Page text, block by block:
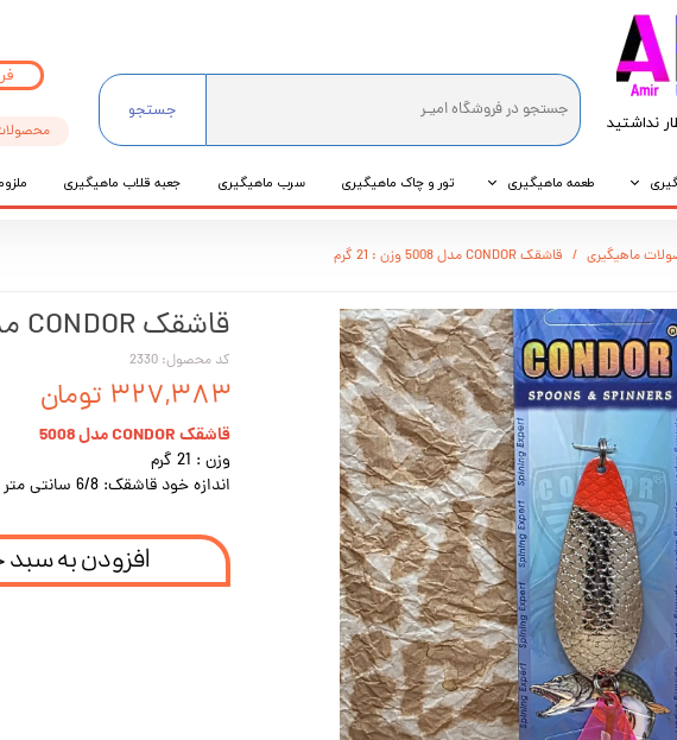
نداشتید​​​​​​​
جستجو
طعمه ماهیگیری تور و چاک ماهیگیری سرب ماهیگیری جعبه قلاب ماهیگیری
ماهیگیری قاشقک CONDOR مدل 5008 وزن : 21 گرم
قاشقک CONDOR مدل 5008 وزن : 21 گرم
کد محصول: 2330
۳۲۷,۳۸۳ تومان
قاشقک CONDOR مدل 5008
وزن : 21 گرم
اندازه خود قاشقک: 6/8 سانتی متر
افزودن به